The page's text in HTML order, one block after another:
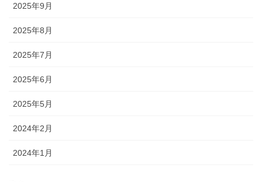
2025年9月
2025年8月
2025年7月
2025年6月
2025年5月
2024年2月
2024年1月